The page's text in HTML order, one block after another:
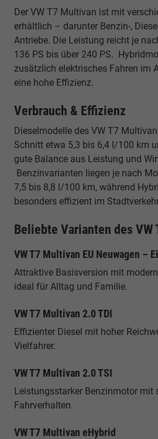
Der VW T7 Multivan ist mit
erhältlich – darunter Benzin-,
Antriebe. Die Leistung reicht je
136 PS bis über 240 PS.
zusätzlich elektrisches Fahren im
eine hohe Effizienz.
Verbrauch & Effizienz
Dieselmodelle des VW T7
Schnitt etwa 5,3 bis 6,4 l/100 km
gute Balance aus Leistung und
Benzinvarianten liegen je nach
7,5 bis 8,8 l/100 km, während
besonders effizient im
Beliebte Varianten des VW
VW T7 Multivan EU Neuwagen –
Attraktive Basisversion mit
ideal für Alltag und Familie.
VW T7 Multivan 2.0 TDI
Effizienter Diesel mit hoher
Vielfahrer.
VW T7 Multivan 2.0 TSI
Leistungsstarker Benzinmotor mit
Fahrverhalten.
VW T7 Multivan eHybrid